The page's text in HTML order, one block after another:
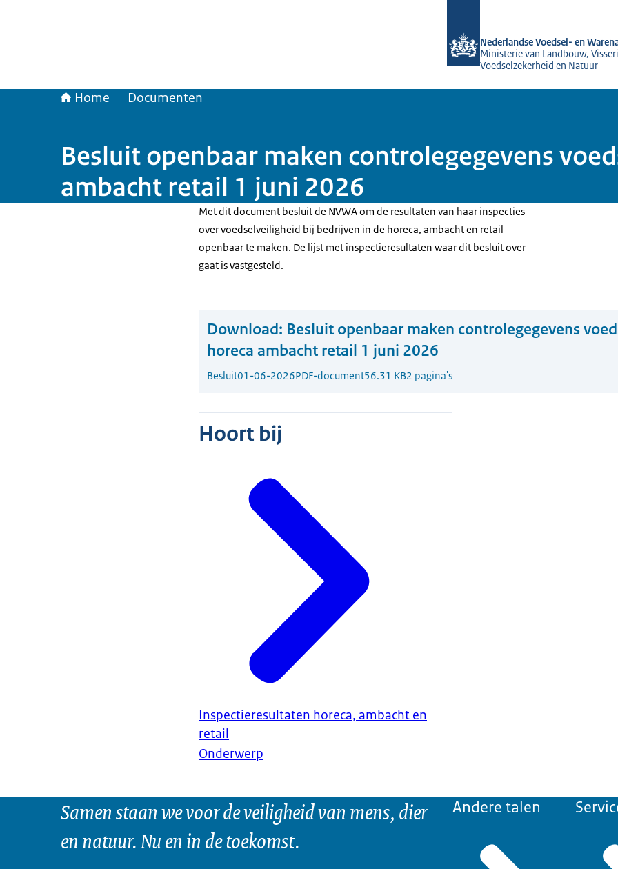
Nederlandse Voedsel- en
Ministerie van Landbouw,
Voedselzekerheid en Natuur
Home Documenten
Besluit openbaar maken controlegegevens
ambacht retail 1 juni 2026
Met dit document besluit de NVWA om de resultaten van haar inspecties
over voedselveiligheid bij bedrijven in de horeca, ambacht en retail
openbaar te maken. De lijst met inspectieresultaten waar dit besluit over
gaat is vastgesteld.
Download: Besluit openbaar maken controlegegevens
horeca ambacht retail 1 juni 2026
Besluit01-06-2026PDF-document56.31 KB2 pagina's
Hoort bij
Inspectieresultaten horeca, ambacht en
retail
Onderwerp
Samen staan we voor de veiligheid van mens, dier
en natuur. Nu en in de toekomst.
Andere talen